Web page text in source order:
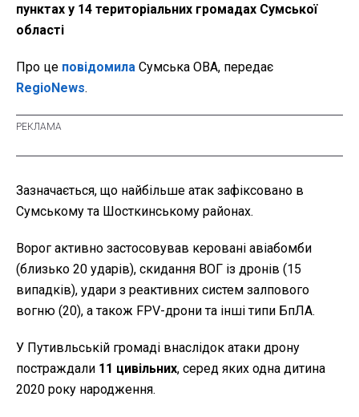
пунктах у 14 територіальних громадах Сумської
області
Про це повідомила Сумська ОВА, передає
RegioNews.
Зазначається, що найбільше атак зафіксовано в
Сумському та Шосткинському районах.
Ворог активно застосовував керовані авіабомби
(близько 20 ударів), скидання ВОГ із дронів (15
випадків), удари з реактивних систем залпового
вогню (20), а також FPV-дрони та інші типи БпЛА.
У Путивльській громаді внаслідок атаки дрону
постраждали 11 цивільних, серед яких одна дитина
2020 року народження.